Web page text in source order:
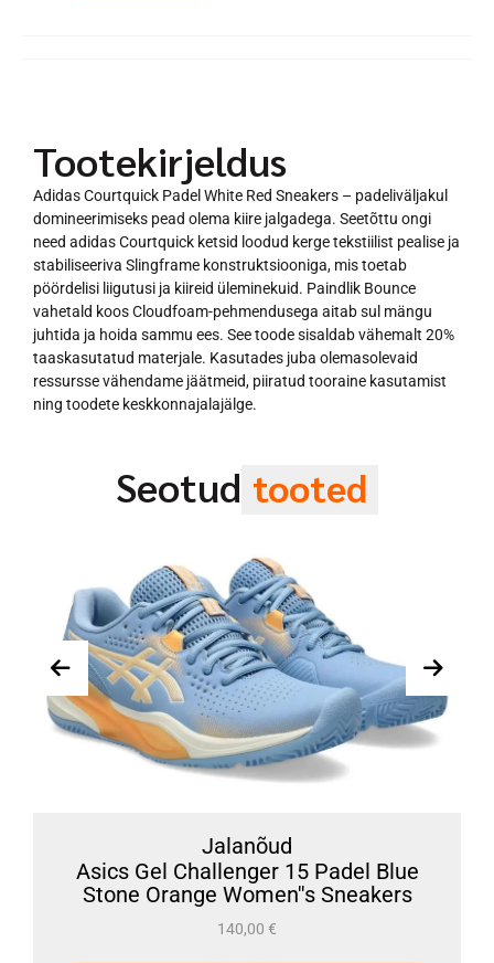
Tootekirjeldus
Adidas Courtquick Padel White Red Sneakers – padeliväljakul
domineerimiseks pead olema kiire jalgadega. Seetõttu ongi
need adidas Courtquick ketsid loodud kerge tekstiilist pealise ja
stabiliseeriva Slingframe konstruktsiooniga, mis toetab
pöördelisi liigutusi ja kiireid üleminekuid. Paindlik Bounce
vahetald koos Cloudfoam-pehmendusega aitab sul mängu
juhtida ja hoida sammu ees. See toode sisaldab vähemalt 20%
taaskasutatud materjale. Kasutades juba olemasolevaid
ressursse vähendame jäätmeid, piiratud tooraine kasutamist
ning toodete keskkonnajalajälge.
Seotud tooted
Jalanõud
Asics Gel Challenger 15 Padel Blue
Stone Orange Women''s Sneakers
140,00 €